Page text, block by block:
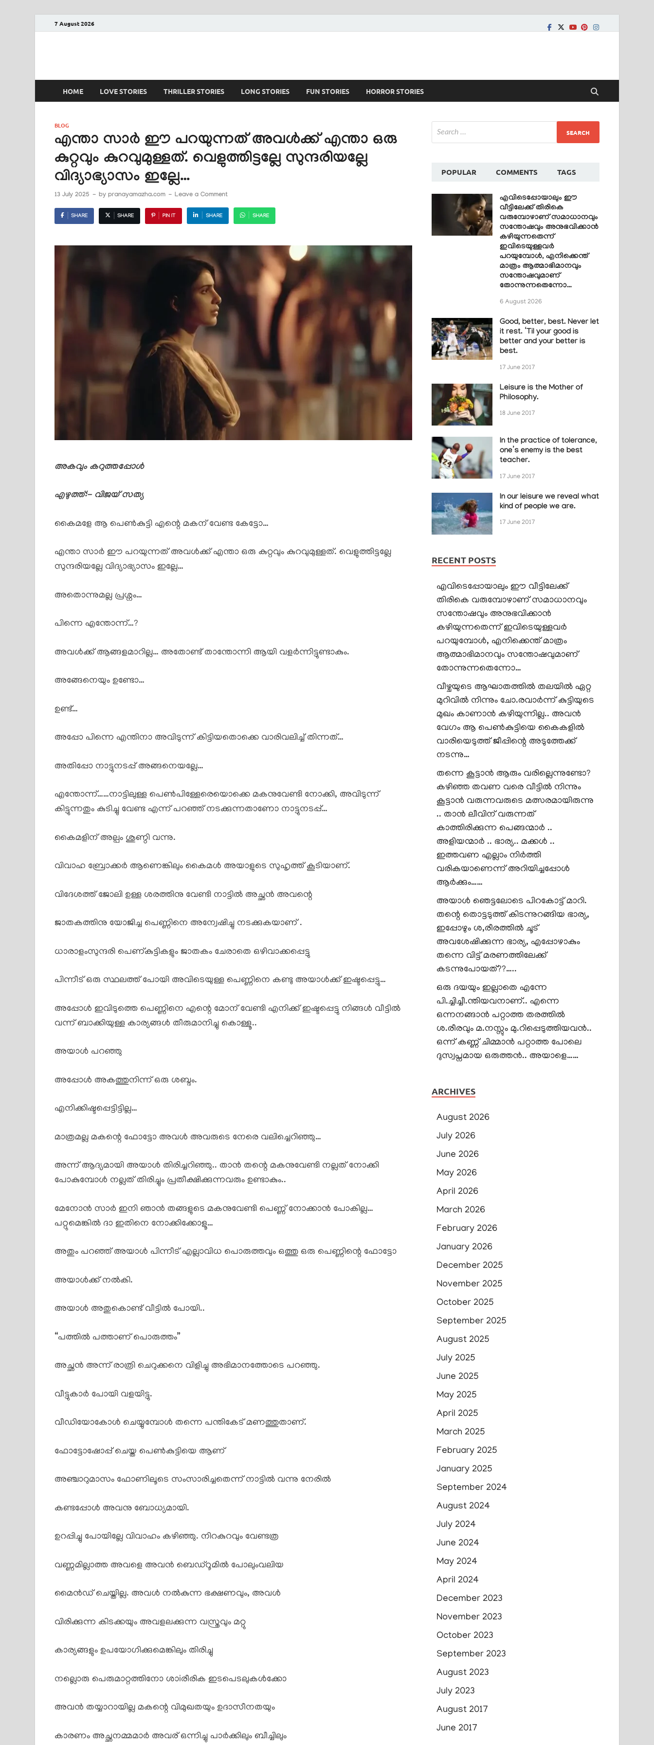
7 August 2026
HOME LOVE STORIES THRILLER STORIES LONG STORIES FUN STORIES HORROR STORIES
BLOG
എന്താ സാർ ഈ പറയുന്നത് അവൾക്ക് എന്താ ഒരു
കുറ്റവും കുറവുമുള്ളത്. വെളുത്തിട്ടല്ലേ സുന്ദരിയല്ലേ
വിദ്യാഭ്യാസം ഇല്ലേ…
13 July 2025 - by pranayamazha.com - Leave a Comment
SHARE SHARE PIN IT SHARE SHARE
അകവും കറുത്തപ്പോൾ
എഴുത്ത്:- വിജയ് സത്യ
കൈമളേ ആ പെൺകുട്ടി എന്റെ മകന് വേണ്ട കേട്ടോ…
എന്താ സാർ ഈ പറയുന്നത് അവൾക്ക് എന്താ ഒരു കുറ്റവും കുറവുമുള്ളത്. വെളുത്തിട്ടല്ലേ
സുന്ദരിയല്ലേ വിദ്യാഭ്യാസം ഇല്ലേ…
അതൊന്നുമല്ല പ്രശ്നം…
പിന്നെ എന്തോന്ന്…?
അവൾക്ക് ആങ്ങളമാറില്ല… അതോണ്ട് താന്തോന്നി ആയി വളർന്നിട്ടുണ്ടാകും.
അങ്ങേനെയും ഉണ്ടോ…
ഉണ്ട്…
അപ്പോ പിന്നെ എന്തിനാ അവിടുന്ന് കിട്ടിയതൊക്കെ വാരിവലിച്ച് തിന്നത്…
അതിപ്പോ നാട്ടുനടപ്പ് അങ്ങനെയല്ലേ…
എന്തോന്ന്……നാട്ടിലുള്ള പെൺപിള്ളേരെയൊക്കെ മകനുവേണ്ടി നോക്കി, അവിടുന്ന്
കിട്ടുന്നതും കുടിച്ചു വേണ്ട എന്ന് പറഞ്ഞ് നടക്കുന്നതാണോ നാട്ടുനടപ്പ്…
കൈമളിന് അല്പം ശുണ്ഠി വന്നു.
വിവാഹ ബ്രോക്കർ ആണെങ്കിലും കൈമൾ അയാളുടെ സുഹൃത്ത് കൂടിയാണ്.
വിദേശത്ത് ജോലി ഉള്ള ശരത്തിനു വേണ്ടി നാട്ടിൽ അച്ഛൻ അവന്റെ
ജാതകത്തിനു യോജിച്ച പെണ്ണിനെ അന്വേഷിച്ചു നടക്കുകയാണ് .
ധാരാളംസുന്ദരി പെണ്കുട്ടികളും ജാതകം ചേരാതെ ഒഴിവാക്കപ്പെട്ടു
പിന്നീട് ഒരു സ്ഥലത്ത് പോയി അവിടെയുള്ള പെണ്ണിനെ കണ്ടു അയാൾക്ക് ഇഷ്ടപ്പെട്ടു…
അപ്പോൾ ഇവിടുത്തെ പെണ്ണിനെ എന്റെ മോന് വേണ്ടി എനിക്ക് ഇഷ്ടപ്പെട്ടു നിങ്ങൾ വീട്ടിൽ
വന്ന് ബാക്കിയുള്ള കാര്യങ്ങൾ തീരുമാനിച്ചു കൊള്ളൂ..
അയാൾ പറഞ്ഞു
അപ്പോൾ അകത്തുനിന്ന് ഒരു ശബ്ദം.
എനിക്കിഷ്ടപ്പെട്ടിട്ടില്ല…
മാത്രമല്ല മകന്റെ ഫോട്ടോ അവൾ അവരുടെ നേരെ വലിച്ചെറിഞ്ഞു…
അന്ന് ആദ്യമായി അയാൾ തിരിച്ചറിഞ്ഞു.. താൻ തന്റെ മകനുവേണ്ടി നല്ലത് നോക്കി
പോകുമ്പോൾ നല്ലത് തിരിച്ചും പ്രതീക്ഷിക്കുന്നവരും ഉണ്ടാകും..
മേനോൻ സാർ ഇനി ഞാൻ തങ്ങളുടെ മകനുവേണ്ടി പെണ്ണ് നോക്കാൻ പോകില്ല…
പറ്റുമെങ്കിൽ ദാ ഇതിനെ നോക്കിക്കോളൂ…
അതും പറഞ്ഞ് അയാൾ പിന്നീട് എല്ലാവിധ പൊരുത്തവും ഒത്തു ഒരു പെണ്ണിന്റെ ഫോട്ടോ
അയാൾക്ക് നൽകി.
അയാൾ അതുകൊണ്ട് വീട്ടിൽ പോയി..
“പത്തിൽ പത്താണ് പൊരുത്തം”
അച്ഛൻ അന്ന് രാത്രി ചെറുക്കനെ വിളിച്ചു അഭിമാനത്തോടെ പറഞ്ഞു.
വീട്ടുകാർ പോയി വളയിട്ടു.
വീഡിയോകോൾ ചെയ്യുമ്പോൾ തന്നെ പന്തികേട് മണത്തുതാണ്.
ഫോട്ടോഷോപ്പ് ചെയ്ത പെൺകുട്ടിയെ ആണ്
അഞ്ചാറുമാസം ഫോണിലൂടെ സംസാരിച്ചതെന്ന് നാട്ടിൽ വന്നു നേരിൽ
കണ്ടപ്പോൾ അവനു ബോധ്യമായി.
ഉറപ്പിച്ചു പോയില്ലേ വിവാഹം കഴിഞ്ഞു. നിറകുറവും വേണ്ടത്ര
വണ്ണമില്ലാത്ത അവളെ അവൻ ബെഡ്റൂമിൽ പോലുംവലിയ
മൈൻഡ് ചെയ്തില്ല. അവൾ നൽകുന്ന ഭക്ഷണവും, അവൾ
വിരിക്കുന്ന കിടക്കയും അവളലക്കുന്ന വസ്ത്രവും മറ്റു
കാര്യങ്ങളും ഉപയോഗിക്കുമെങ്കിലും തിരിച്ചു
നല്ലൊരു പെരുമാറ്റത്തിനോ ശാiരീരിക ഇടപെടലുകൾക്കോ
അവൻ തയ്യാറായില്ല മകന്റെ വിമുഖതയും ഉദാസീനതയും
കാരണം അച്ഛനമ്മമാർ അവര് ഒന്നിച്ചു പാർക്കിലും ബീച്ചിലും
POPULAR COMMENTS TAGS
എവിടെപ്പോയാലും ഈ
വീട്ടിലേക്ക് തിരികെ
വരുമ്പോഴാണ് സമാധാനവും
സന്തോഷവും അനുഭവിക്കാൻ
കഴിയുന്നതെന്ന്
ഇവിടെയുള്ളവർ
പറയുമ്പോൾ, എനിക്കെന്ത്
മാത്രം ആത്മാഭിമാനവും
സന്തോഷവുമാണ്
തോന്നുന്നതെന്നോ…
6 August 2026
Good, better, best. Never let
it rest. ‘Til your good is
better and your better is
best.
17 June 2017
Leisure is the Mother of
Philosophy.
18 June 2017
In the practice of tolerance,
one’s enemy is the best
teacher.
17 June 2017
In our leisure we reveal what
kind of people we are.
17 June 2017
RECENT POSTS
എവിടെപ്പോയാലും ഈ വീട്ടിലേക്ക്
തിരികെ വരുമ്പോഴാണ് സമാധാനവും
സന്തോഷവും അനുഭവിക്കാൻ
കഴിയുന്നതെന്ന് ഇവിടെയുള്ളവർ
പറയുമ്പോൾ, എനിക്കെന്ത് മാത്രം
ആത്മാഭിമാനവും സന്തോഷവുമാണ്
തോന്നുന്നതെന്നോ…
വീഴ്ചയുടെ ആഘാതത്തിൽ തലയിൽ ഏറ്റ
മുറിവിൽ നിന്നും ചോ.രവാർന്ന് കുട്ടിയുടെ
മുഖം കാണാൻ കഴിയുന്നില്ല.. അവൻ
വേഗം ആ പെൺകുട്ടിയെ കൈകളിൽ
വാരിയെടുത്ത് ജീപ്പിന്റെ അടുത്തേക്ക്
നടന്നു…
തന്നെ കൂട്ടാൻ ആരും വരില്ലെന്നുണ്ടോ?
കഴിഞ്ഞ തവണ വരെ വീട്ടിൽ നിന്നും
കൂട്ടാൻ വരുന്നവരുടെ മത്സരമായിരുന്നു
.. താൻ ലീവിന് വരുന്നത്
കാത്തിരിക്കുന്ന പെങ്ങന്മാർ ..
അളിയന്മാർ .. ഭാര്യ.. മക്കൾ ..
ഇത്തവണ എല്ലാം നിർത്തി
വരികയാണെന്ന് അറിയിച്ചപ്പോൾ
ആർക്കും……
അയാൾ ഞെട്ടലോടെ പിറകോട്ട് മാറി.
തന്റെ തൊട്ടടുത്ത് കിടന്നുറങ്ങിയ ഭാര്യ,
ഇപ്പോഴും ശ,രീരത്തിൽ ചൂട്
അവശേഷിക്കുന്ന ഭാര്യ, എപ്പോഴാകും
തന്നെ വിട്ട് മരണത്തിലേക്ക്
കടന്നുപോയത്??…..
ഒരു ദയയും ഇല്ലാതെ എന്നേ
പി.ച്ചിച്ചീ.ന്തിയവനാണ്.. എന്നെ
ഒന്നനങ്ങാൻ പറ്റാത്ത തരത്തിൽ
ശ.രീരവും മ.നസ്സും മു.റിപ്പെടുത്തിയവൻ..
ഒന്ന് കണ്ണ് ചിമ്മാൻ പറ്റാത്ത പോലെ
ദുസ്വപ്നമായ ഒരുത്തൻ.. അയാളെ……
ARCHIVES
August 2026
July 2026
June 2026
May 2026
April 2026
March 2026
February 2026
January 2026
December 2025
November 2025
October 2025
September 2025
August 2025
July 2025
June 2025
May 2025
April 2025
March 2025
February 2025
January 2025
September 2024
August 2024
July 2024
June 2024
May 2024
April 2024
December 2023
November 2023
October 2023
September 2023
August 2023
July 2023
August 2017
June 2017